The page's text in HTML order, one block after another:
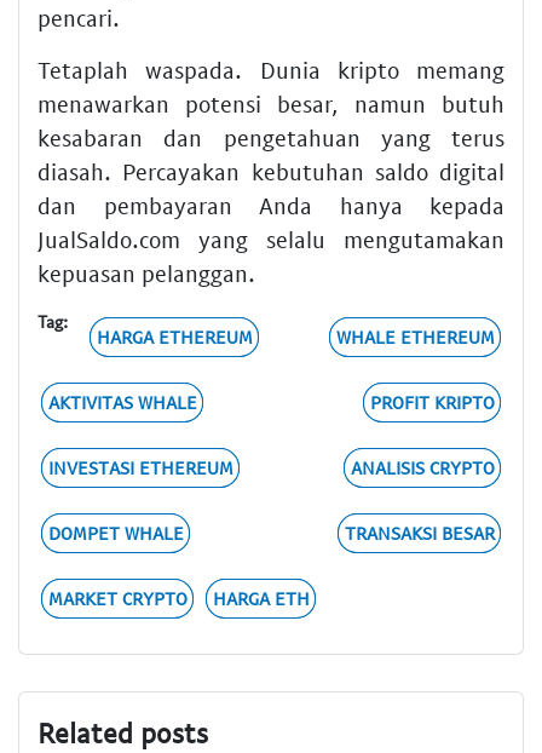
pencari.
Tetaplah waspada. Dunia kripto memang
menawarkan potensi besar, namun butuh
kesabaran dan pengetahuan yang terus
diasah. Percayakan kebutuhan saldo digital
dan pembayaran Anda hanya kepada
JualSaldo.com yang selalu mengutamakan
kepuasan pelanggan.
Tag:
HARGA ETHEREUM WHALE ETHEREUM
AKTIVITAS WHALE PROFIT KRIPTO
INVESTASI ETHEREUM ANALISIS CRYPTO
DOMPET WHALE TRANSAKSI BESAR
MARKET CRYPTO HARGA ETH
Related posts